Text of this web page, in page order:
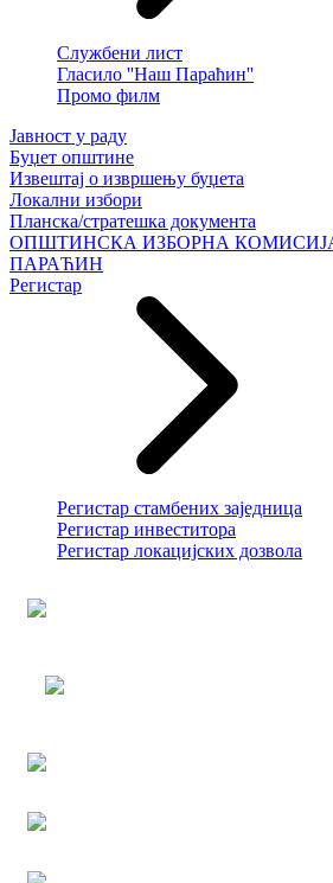
Службени лист
Гласило ''Наш Параћин''
Промо филм
Јавност у раду
Буџет општине
Извештај о извршењу буџета
Локални избори
Планска/стратешка документа
ОПШТИНСКА ИЗБОРНА
ПАРАЋИН
Регистар
Регистар стамбених заједница
Регистар инвеститора
Регистар локацијских дозвола